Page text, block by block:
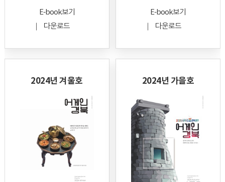
E-book보기
다운로드
E-book보기
다운로드
2024년 겨울호 2024년 가을호